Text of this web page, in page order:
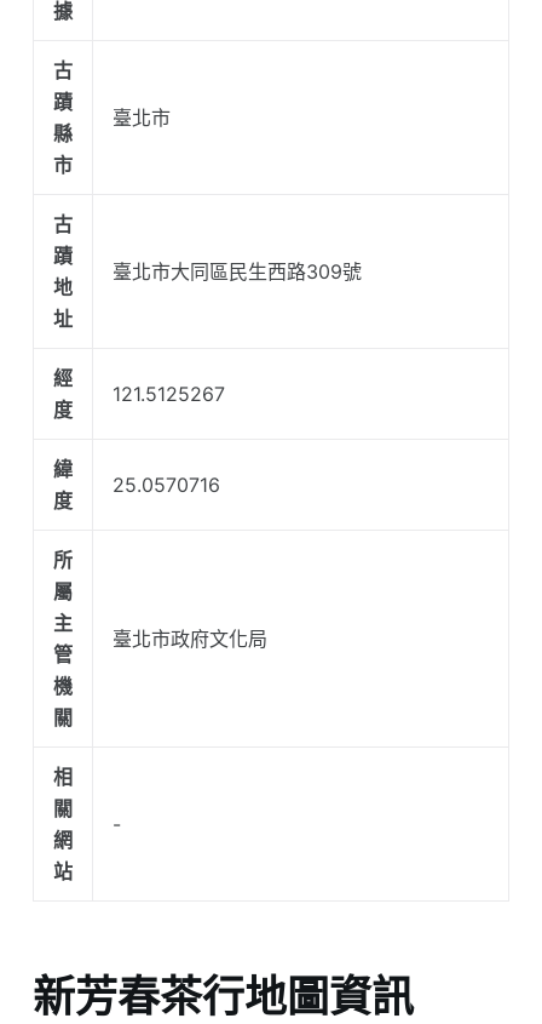
據
古
蹟
縣
市
臺北市
古
蹟
地
址
臺北市大同區民生西路309號
經
度
121.5125267
緯
度
25.0570716
所
屬
主
管
機
關
臺北市政府文化局
相
關
網
站
-
新芳春茶行地圖資訊